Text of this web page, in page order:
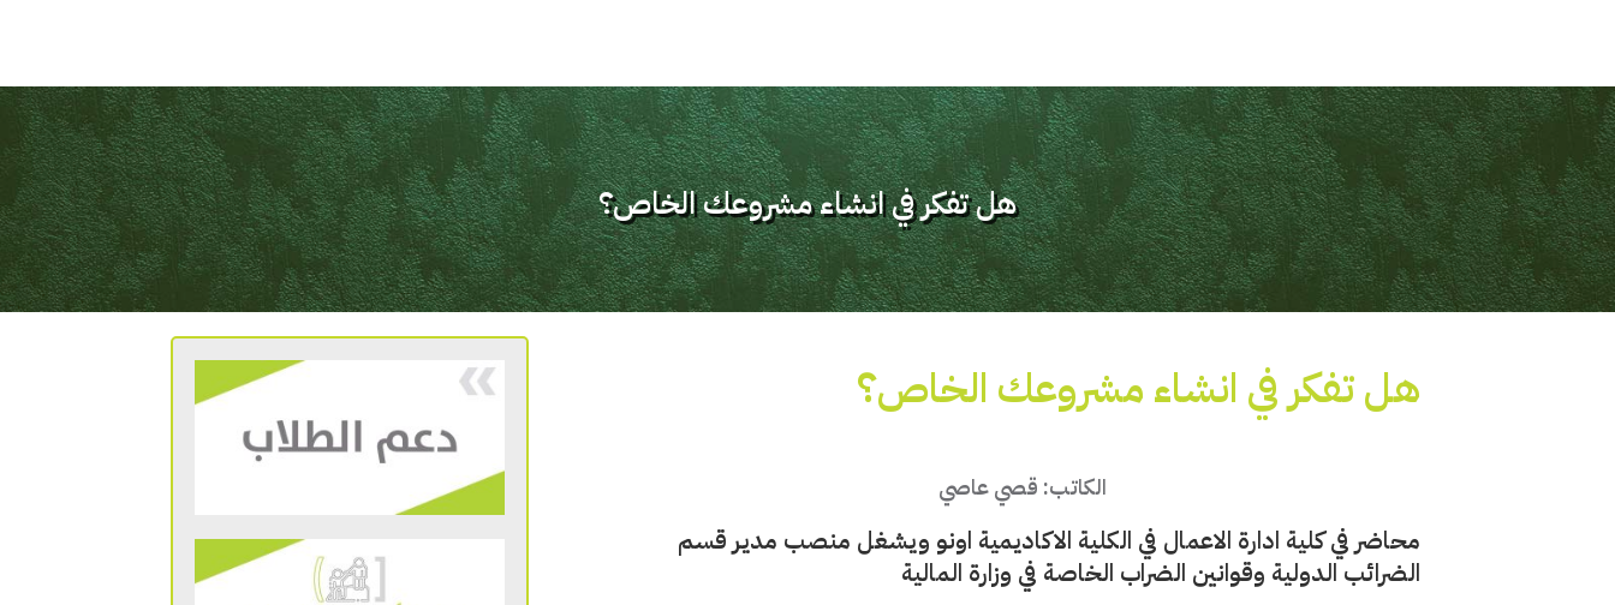
هل تفكر في انشاء مشروعك الخاص؟
هل تفكر في انشاء مشروعك الخاص؟
الكاتب: قصي عاصي
محاضر في كلية ادارة الاعمال في الكلية الاكاديمية اونو ويشغل منصب مدير قسم
الضرائب الدولية وقوانين الضراب الخاصة في وزارة المالية